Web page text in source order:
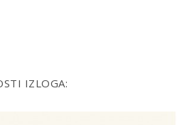
IZLOGA: